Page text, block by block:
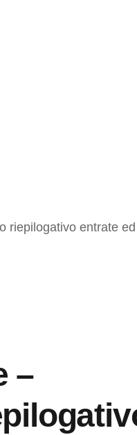
riepilogativo entrate
–